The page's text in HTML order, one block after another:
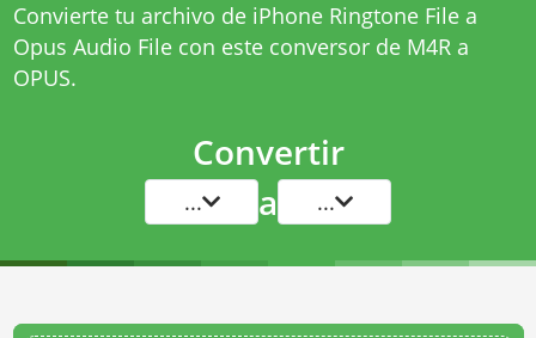
Convierte tu archivo de iPhone Ringtone File a
Opus Audio File con este conversor de M4R a
OPUS.
Convertir
... a ...